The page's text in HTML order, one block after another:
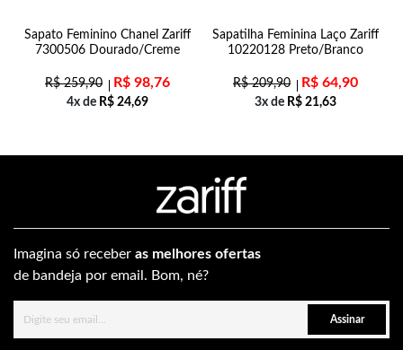
Sapato Feminino Chanel Zariff
7300506 Dourado/Creme
R$259,90 R$ 98,76
4x de R$ 24,69
Sapatilha Feminina Laço Zariff
10220128 Preto/Branco
R$209,90 R$ 64,90
3x de R$ 21,63
Imagina só receber as melhores ofertas
de bandeja por email. Bom, né?
Assinar